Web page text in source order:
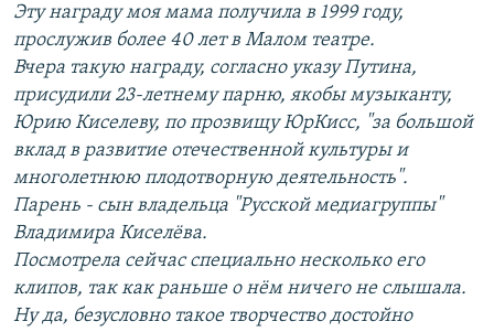
Эту награду моя мама получила в 1999 году,
прослужив более 40 лет в Малом театре.
Вчера такую награду, согласно указу Путина,
присудили 23-летнему парню, якобы музыканту,
Юрию Киселеву, по прозвищу ЮрКисс, "за большой
вклад в развитие отечественной культуры и
многолетнюю плодотворную деятельность".
Парень - сын владельца "Русской медиагруппы"
Владимира Киселёва.
Посмотрела сейчас специально несколько его
клипов, так как раньше о нём ничего не слышала.
Ну да, безусловно такое творчество достойно